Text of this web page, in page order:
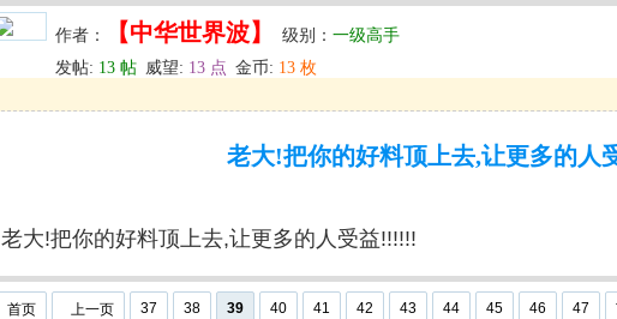
作者： 【中华世界波】 级别： 一级高手
发帖: 13 帖 威望: 13 点 金币: 13 枚
老大!把你的好料顶上去,让更多的人
老大!把你的好料顶上去,让更多的人受益!!!!!!
首页 上一页 37 38 39 40 41 42 43 44 45 46 47